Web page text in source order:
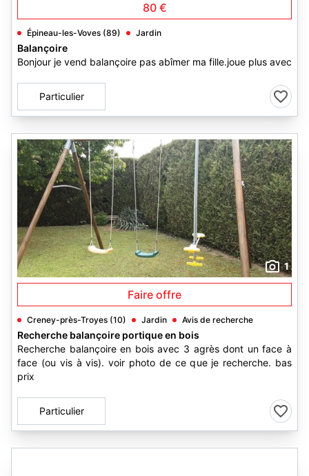
80 €
Épineau-les-Voves (89) Jardin
Balançoire
Bonjour je vend balançoire pas abîmer ma fille.joue plus avec
Particulier
1
Faire offre
Creney-près-Troyes (10) Jardin Avis de recherche
Recherche balançoire portique en bois
Recherche balançoire en bois avec 3 agrès dont un face à
face (ou vis à vis). voir photo de ce que je recherche. bas
prix
Particulier